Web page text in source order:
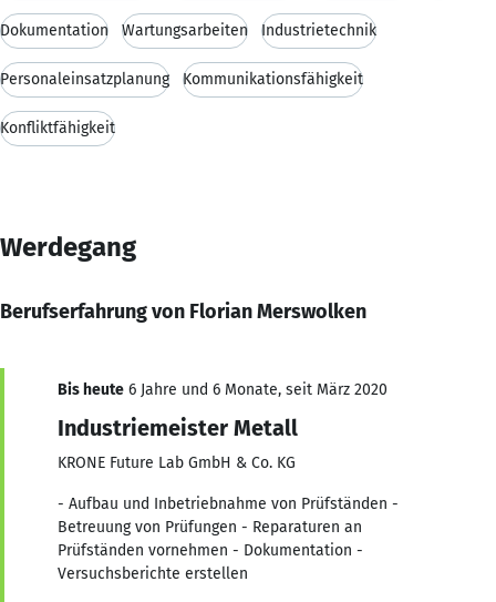
Dokumentation Wartungsarbeiten Industrietechnik
Personaleinsatzplanung Kommunikationsfähigkeit
Konfliktfähigkeit
Werdegang
Berufserfahrung von Florian Merswolken
Bis heute 6 Jahre und 6 Monate, seit März 2020
Industriemeister Metall
KRONE Future Lab GmbH & Co. KG
- Aufbau und Inbetriebnahme von Prüfständen -
Betreuung von Prüfungen - Reparaturen an
Prüfständen vornehmen - Dokumentation -
Versuchsberichte erstellen